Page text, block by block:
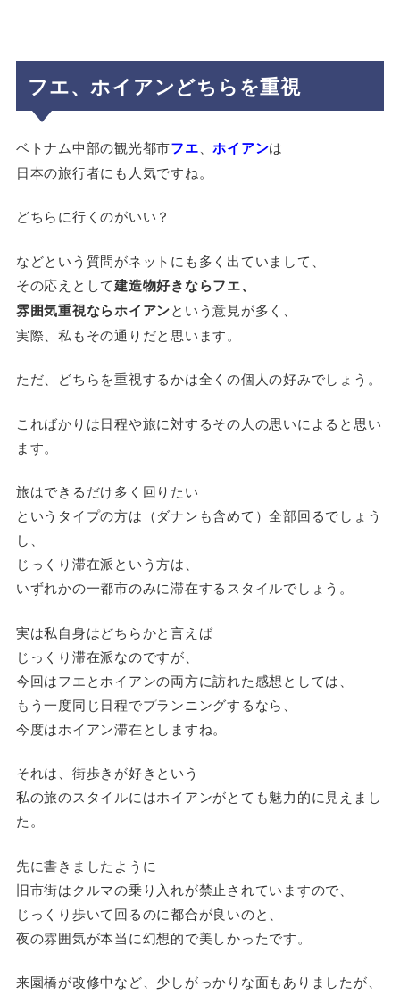
フエ、ホイアンどちらを重視
ベトナム中部の観光都市フエ 、ホイアンは
日本の旅行者にも人気ですね。
どちらに行くのがいい？
などという質問がネットにも多く出ていまして、
その応えとして建造物好きならフエ、
雰囲気重視ならホイアンという意見が多く、
実際、私もその通りだと思います。
ただ、どちらを重視するかは全くの個人の好みでしょう。
こればかりは日程や旅に対するその人の思いによると思い
ます。
旅はできるだけ多く回りたい
というタイプの方は（ダナンも含めて）全部回るでしょう
し、
じっくり滞在派という方は、
いずれかの一都市のみに滞在するスタイルでしょう。
実は私自身はどちらかと言えば
じっくり滞在派なのですが、
今回はフエとホイアンの両方に訪れた感想としては、
もう一度同じ日程でプランニングするなら、
今度はホイアン滞在としますね。
それは、街歩きが好きという
私の旅のスタイルにはホイアンがとても魅力的に見えまし
た。
先に書きましたように
旧市街はクルマの乗り入れが禁止されていますので、
じっくり歩いて回るのに都合が良いのと、
夜の雰囲気が本当に幻想的で美しかったです。
来園橋が改修中など、少しがっかりな面もありましたが、